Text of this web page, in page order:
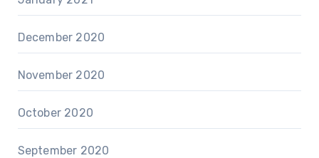
December 2020
November 2020
October 2020
September 2020